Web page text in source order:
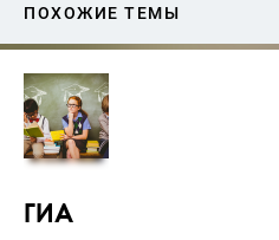
ПОХОЖИЕ ТЕМЫ
ГИА